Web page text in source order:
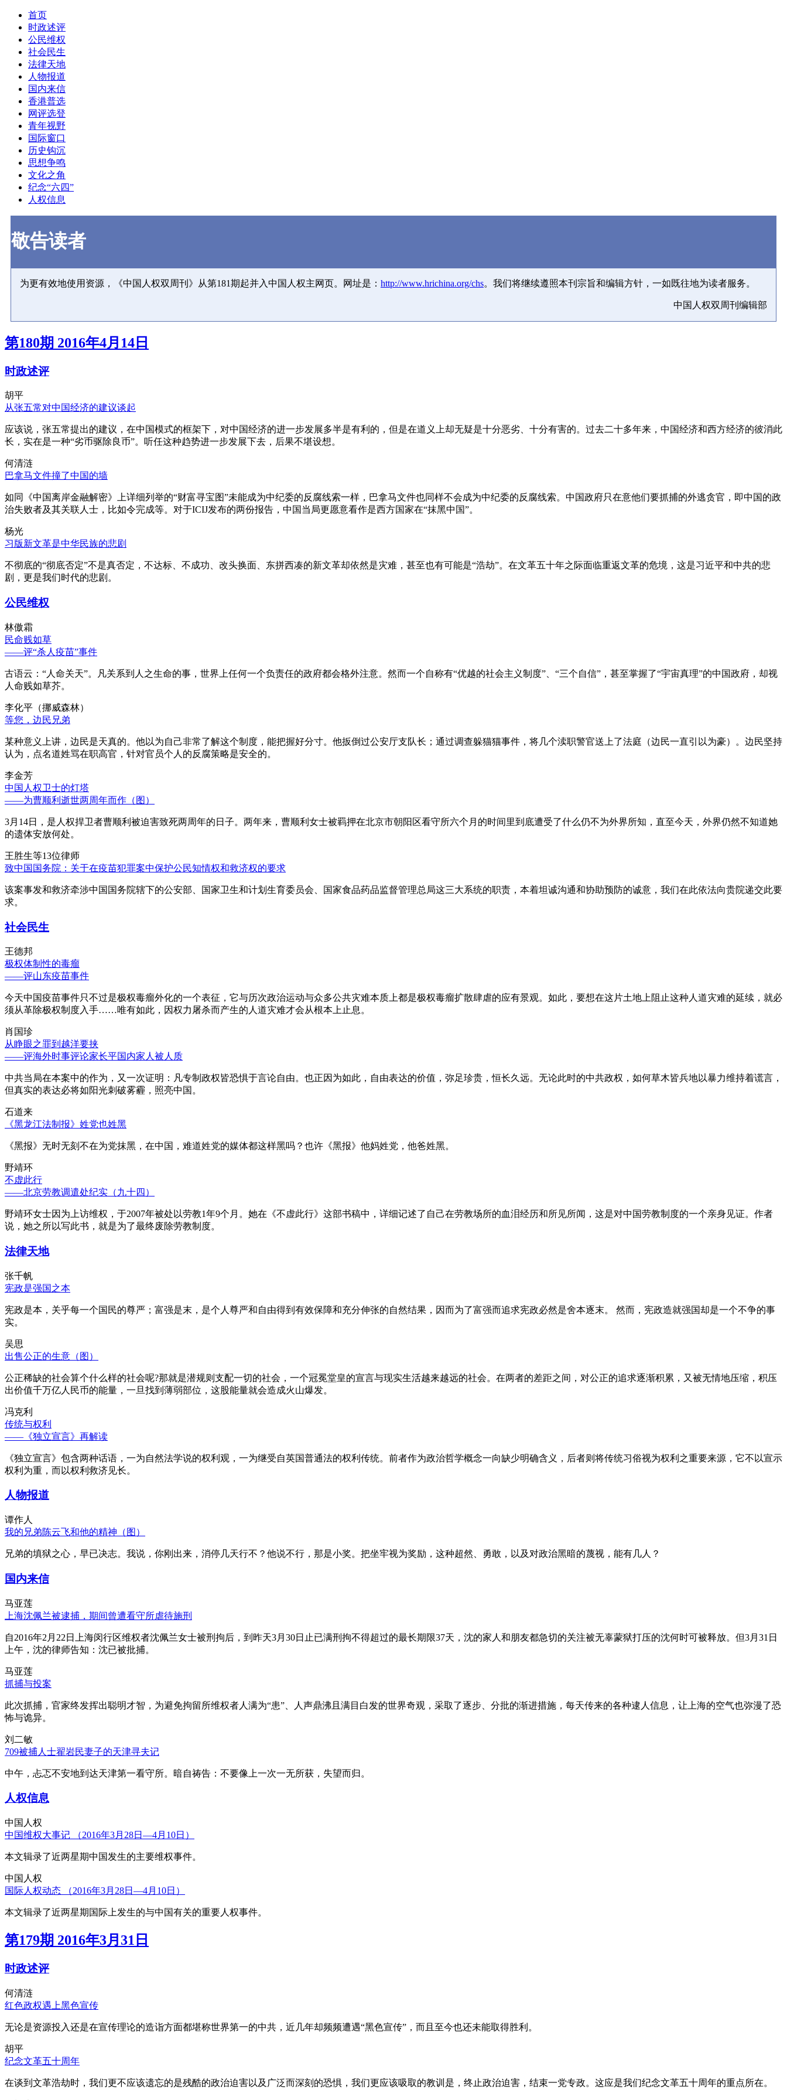
首页
时政述评
公民维权
社会民生
法律天地
人物报道
国内来信
香港普选
网评选登
青年视野
国际窗口
历史钩沉
思想争鸣
文化之角
纪念“六四”
人权信息
敬告读者
为更有效地使用资源，《中国人权双周刊》从第181期起并入中国人权主网页。网址是： http://www.hrichina.org/chs。我们将继续遵照本刊宗旨和编辑方针，一如既往地为读者服务。
中国人权双周刊编辑部
第180期 2016年4月14日
时政述评
胡平
从张五常对中国经济的建议谈起
应该说，张五常提出的建议，在中国模式的框架下，对中国经济的进一步发展多半是有利的，但是在道义上却无疑是十分恶劣、十分有害的。过去二十多年来，中国经济和西方经济的彼消此
长，实在是一种“劣币驱除良币”。听任这种趋势进一步发展下去，后果不堪设想。
何清涟
巴拿马文件撞了中国的墙
如同《中国离岸金融解密》上详细列举的“财富寻宝图”未能成为中纪委的反腐线索一样，巴拿马文件也同样不会成为中纪委的反腐线索。中国政府只在意他们要抓捕的外逃贪官，即中国的政
治失败者及其关联人士，比如令完成等。对于ICIJ发布的两份报告，中国当局更愿意看作是西方国家在“抹黑中国”。
杨光
习版新文革是中华民族的悲剧
不彻底的“彻底否定”不是真否定，不达标、不成功、改头换面、东拼西凑的新文革却依然是灾难，甚至也有可能是“浩劫”。在文革五十年之际面临重返文革的危境，这是习近平和中共的悲
剧，更是我们时代的悲剧。
公民维权
林傲霜
民命贱如草
——评“杀人疫苗”事件
古语云：“人命关天”。凡关系到人之生命的事，世界上任何一个负责任的政府都会格外注意。然而一个自称有“优越的社会主义制度”、“三个自信”，甚至掌握了“宇宙真理”的中国政府，却视
人命贱如草芥。
李化平（挪威森林）
等您，边民兄弟
某种意义上讲，边民是天真的。他以为自己非常了解这个制度，能把握好分寸。他扳倒过公安厅支队长；通过调查躲猫猫事件，将几个渎职警官送上了法庭（边民一直引以为豪）。边民坚持
认为，点名道姓骂在职高官，针对官员个人的反腐策略是安全的。
李金芳
中国人权卫士的灯塔
——为曹顺利逝世两周年而作（图）
3月14日，是人权捍卫者曹顺利被迫害致死两周年的日子。两年来，曹顺利女士被羁押在北京市朝阳区看守所六个月的时间里到底遭受了什么仍不为外界所知，直至今天，外界仍然不知道她
的遗体安放何处。
王胜生等13位律师
致中国国务院：关于在疫苗犯罪案中保护公民知情权和救济权的要求
该案事发和救济牵涉中国国务院辖下的公安部、国家卫生和计划生育委员会、国家食品药品监督管理总局这三大系统的职责，本着坦诚沟通和协助预防的诚意，我们在此依法向贵院递交此要
求。
社会民生
王德邦
极权体制性的毒瘤
——评山东疫苗事件
今天中国疫苗事件只不过是极权毒瘤外化的一个表征，它与历次政治运动与众多公共灾难本质上都是极权毒瘤扩散肆虐的应有景观。如此，要想在这片土地上阻止这种人道灾难的延续，就必
须从革除极权制度入手……唯有如此，因权力屠杀而产生的人道灾难才会从根本上止息。
肖国珍
从睁眼之罪到越洋要挟
——评海外时事评论家长平国内家人被人质
中共当局在本案中的作为，又一次证明：凡专制政权皆恐惧于言论自由。也正因为如此，自由表达的价值，弥足珍贵，恒长久远。无论此时的中共政权，如何草木皆兵地以暴力维持着谎言，
但真实的表达必将如阳光刺破雾霾，照亮中国。
石道来
《黑龙江法制报》姓党也姓黑
《黑报》无时无刻不在为党抹黑，在中国，难道姓党的媒体都这样黑吗？也许《黑报》他妈姓党，他爸姓黑。
野靖环
不虚此行
——北京劳教调遣处纪实（九十四）
野靖环女士因为上访维权，于2007年被处以劳教1年9个月。她在《不虚此行》这部书稿中，详细记述了自己在劳教场所的血泪经历和所见所闻，这是对中国劳教制度的一个亲身见证。作者
说，她之所以写此书，就是为了最终废除劳教制度。
法律天地
张千帆
宪政是强国之本
宪政是本，关乎每一个国民的尊严；富强是末，是个人尊严和自由得到有效保障和充分伸张的自然结果，因而为了富强而追求宪政必然是舍本逐末。 然而，宪政造就强国却是一个不争的事
实。
吴思
出售公正的生意（图）
公正稀缺的社会算个什么样的社会呢?那就是潜规则支配一切的社会，一个冠冕堂皇的宣言与现实生活越来越远的社会。在两者的差距之间，对公正的追求逐渐积累，又被无情地压缩，积压
出价值千万亿人民币的能量，一旦找到薄弱部位，这股能量就会造成火山爆发。
冯克利
传统与权利
——《独立宣言》再解读
《独立宣言》包含两种话语，一为自然法学说的权利观，一为继受自英国普通法的权利传统。前者作为政治哲学概念一向缺少明确含义，后者则将传统习俗视为权利之重要来源，它不以宣示
权利为重，而以权利救济见长。
人物报道
谭作人
我的兄弟陈云飞和他的精神（图）
兄弟的填狱之心，早已决志。我说，你刚出来，消停几天行不？他说不行，那是小奖。把坐牢视为奖励，这种超然、勇敢，以及对政治黑暗的蔑视，能有几人？
国内来信
马亚莲
上海沈佩兰被逮捕，期间曾遭看守所虐待施刑
自2016年2月22日上海闵行区维权者沈佩兰女士被刑拘后，到昨天3月30日止已满刑拘不得超过的最长期限37天，沈的家人和朋友都急切的关注被无辜蒙狱打压的沈何时可被释放。但3月31日
上午，沈的律师告知：沈已被批捕。
马亚莲
抓捕与投案
此次抓捕，官家终发挥出聪明才智，为避免拘留所维权者人满为“患”、人声鼎沸且满目白发的世界奇观，采取了逐步、分批的渐进措施，每天传来的各种逮人信息，让上海的空气也弥漫了恐
怖与诡异。
刘二敏
709被捕人士翟岩民妻子的天津寻夫记
中午，忐忑不安地到达天津第一看守所。暗自祷告：不要像上一次一无所获，失望而归。
人权信息
中国人权
中国维权大事记 （2016年3月28日—4月10日）
本文辑录了近两星期中国发生的主要维权事件。
中国人权
国际人权动态 （2016年3月28日—4月10日）
本文辑录了近两星期国际上发生的与中国有关的重要人权事件。
第179期 2016年3月31日
时政述评
何清涟
红色政权遇上黑色宣传
无论是资源投入还是在宣传理论的造诣方面都堪称世界第一的中共，近几年却频频遭遇“黑色宣传”，而且至今也还未能取得胜利。
胡平
纪念文革五十周年
在谈到文革浩劫时，我们更不应该遗忘的是残酷的政治迫害以及广泛而深刻的恐惧，我们更应该吸取的教训是，终止政治迫害，结束一党专政。这应是我们纪念文革五十周年的重点所在。